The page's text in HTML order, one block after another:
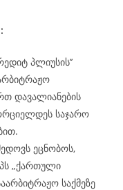
:
პლიუსის’’
დავალიანების
საჯარო
ეცნობოს,
„ქართული
საქმეზე